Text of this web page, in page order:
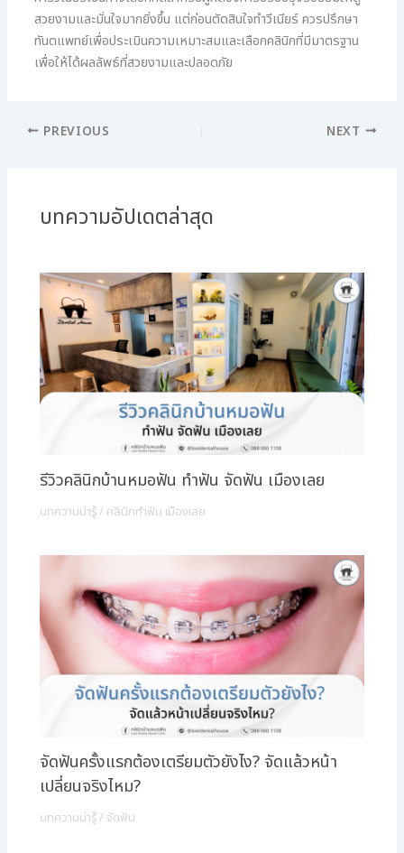
สวยงามและมั่นใจมากยิ่งขึ้น แต่ก่อนตัดสินใจทำวีเนียร์ ควรปรึกษา
ทันตแพทย์เพื่อประเมินความเหมาะสมและเลือกคลินิกที่มีมาตรฐาน
เพื่อให้ได้ผลลัพธ์ที่สวยงามและปลอดภัย
PREVIOUS NEXT
บทความอัปเดตล่าสุด
รีวิวคลินิกบ้านหมอฟัน ทำฟัน จัดฟัน เมืองเลย
บทความน่ารู้/ คลินิกทำฟัน เมืองเลย
จัดฟันครั้งแรกต้องเตรียมตัวยังไง? จัดแล้วหน้า
เปลี่ยนจริงไหม?
บทความน่ารู้/ จัดฟัน